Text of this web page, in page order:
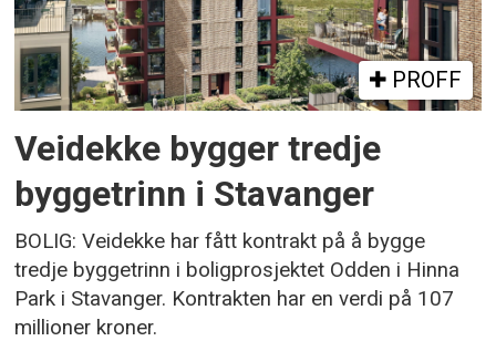
PROFF
Veidekke bygger tredje
byggetrinn i Stavanger
BOLIG: Veidekke har fått kontrakt på å bygge
tredje byggetrinn i boligprosjektet Odden i Hinna
Park i Stavanger. Kontrakten har en verdi på 107
millioner kroner.